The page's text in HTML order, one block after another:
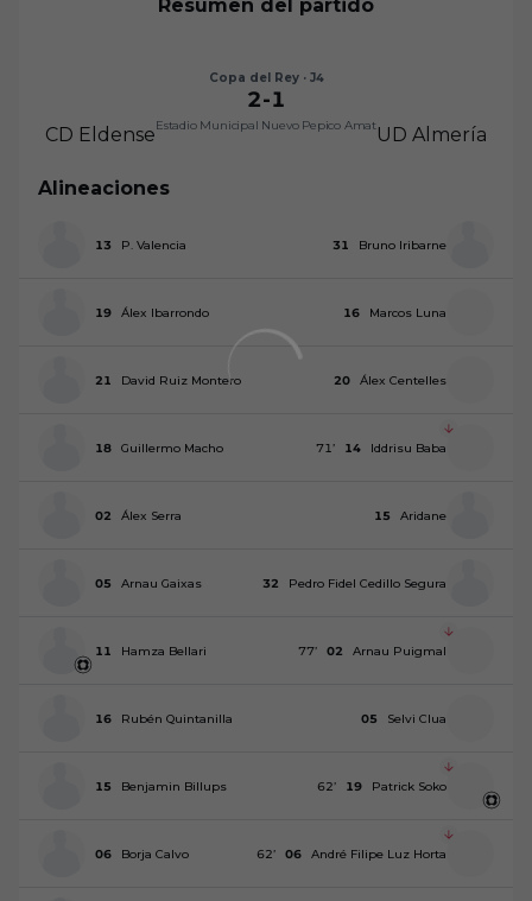
Resumen del partido
CD Eldense
Copa del Rey · J4
2-1
Estadio Municipal Nuevo Pepico AmatUD Almería
Alineaciones
13 P. Valencia 31 Bruno Iribarne
19 Álex Ibarrondo 16 Marcos Luna
21 David Ruiz Montero 20 Álex Centelles
18 Guillermo Macho 14 Iddrisu Baba
71’
02 Álex Serra 15 Aridane
05 Arnau Gaixas 32 Pedro Fidel Cedillo Segura
11 Hamza Bellari 02 Arnau Puigmal
77’
16 Rubén Quintanilla 05 Selvi Clua
15 Benjamin Billups 19 Patrick Soko
62’
06 Borja Calvo 06 André Filipe Luz Horta
62’